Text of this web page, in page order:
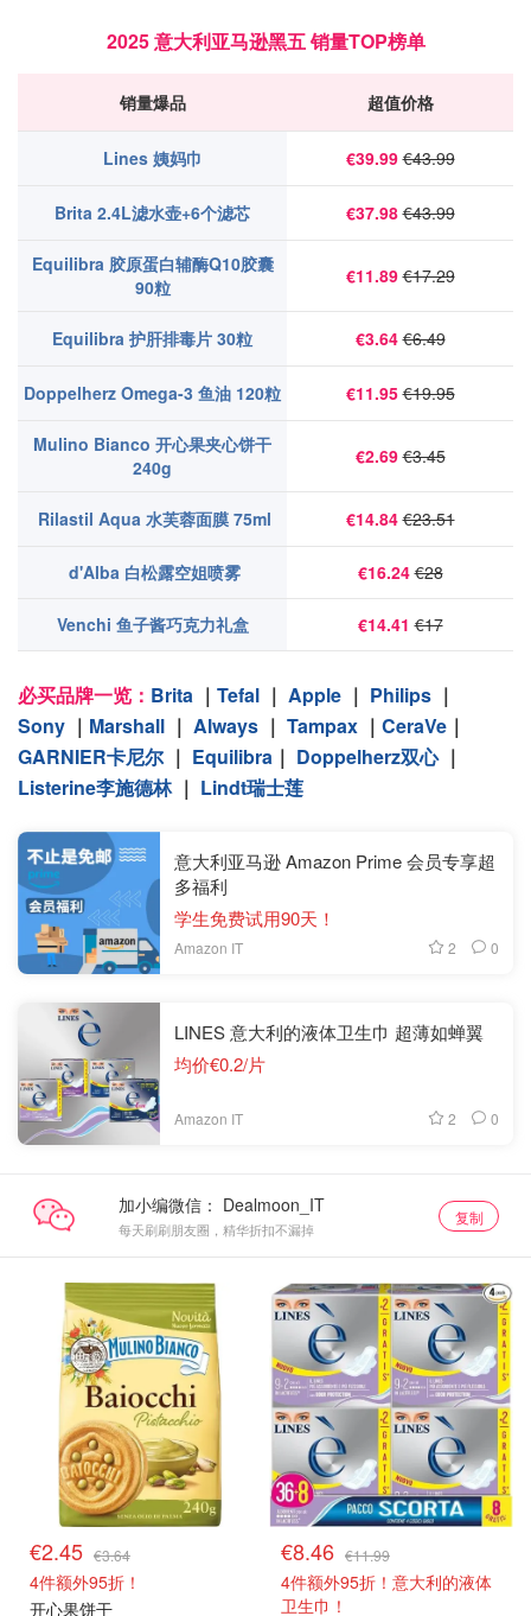
2025 意大利亚马逊黑五 销量TOP榜单
销量爆品 超值价格
Lines 姨妈巾 €39.99€43.99
Brita 2.4L滤水壶+6个滤芯 €37.98 €43.99
Equilibra 胶原蛋白辅酶Q10胶囊
90粒
€11.89 €17.29
Equilibra 护肝排毒片 30粒 €3.64 €6.49
Doppelherz Omega-3 鱼油 120粒 €11.95 €19.95
Mulino Bianco 开心果夹心饼干
240g
€2.69 €3.45
Rilastil Aqua 水芙蓉面膜 75ml €14.84 €23.51
d'Alba 白松露空姐喷雾 €16.24 €28
Venchi 鱼子酱巧克力礼盒 €14.41 €17
必买品牌一览： Brita ｜ Tefal ｜ Apple ｜ Philips ｜
Sony ｜ Marshall ｜ Always ｜ Tampax ｜ CeraVe ｜
GARNIER卡尼尔 ｜ Equilibra ｜ Doppelherz双心｜
Listerine李施德林｜ Lindt瑞士莲
意大利亚马逊 Amazon Prime 会员专享超
多福利
学生免费试用90天！
Amazon IT 2 0
LINES 意大利的液体卫生巾 超薄如蝉翼
均价€0.2/片
Amazon IT 2 0
加小编微信：
每天刷刷朋友圈，精华折扣不漏掉
复制
€2.45 €3.64
4件额外95折！
开心果饼干
€8.46 €11.99
4件额外95折！意大利的液体
卫生巾！